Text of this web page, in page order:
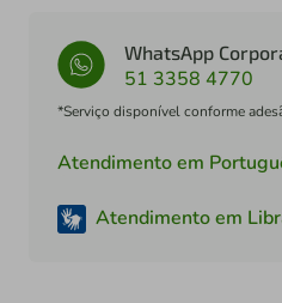
WhatsApp
51 3358 4770
*Serviço disponível conforme
Atendimento em
Atendimento em